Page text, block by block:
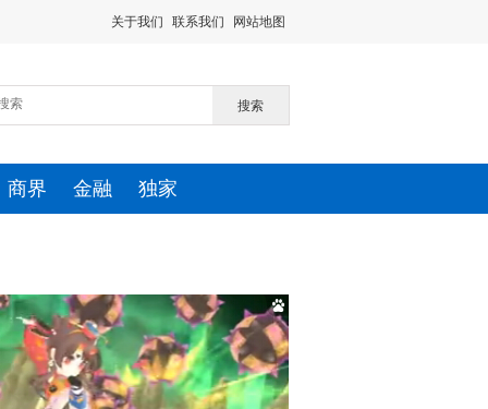
关于我们 联系我们 网站地图
搜索
商界 金融 独家